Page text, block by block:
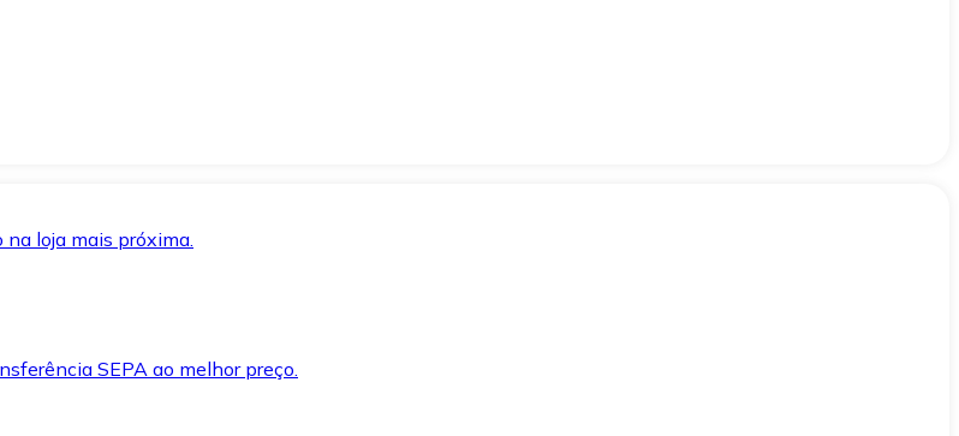
loja mais próxima.
SEPA ao melhor preço.